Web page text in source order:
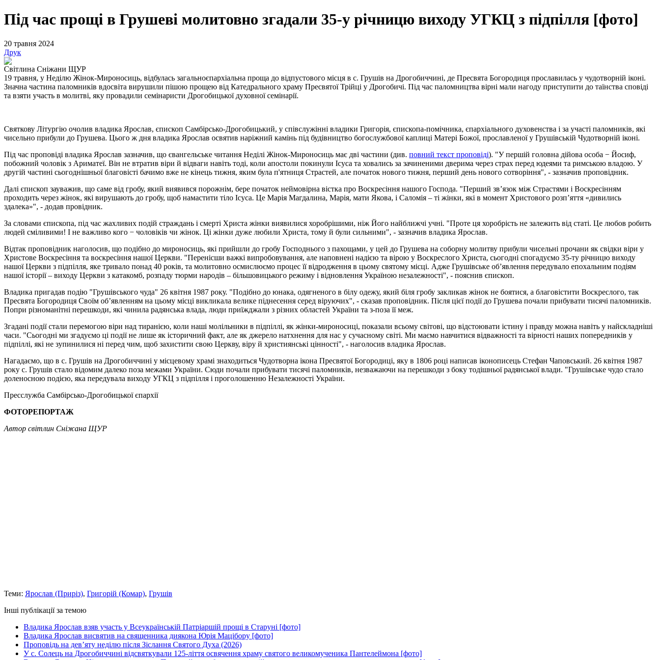
Під час прощі в Грушеві молитовно згадали 35-у річницю виходу УГКЦ з підпілля [фото]
20 травня 2024
Друк
Світлина Сніжани ЩУР
19 травня, у Неділю Жінок-Мироносиць, відбулась загальноєпархіальна проща до відпустового місця в с. Грушів на Дрогобиччині, де Пресвята Богородиця прославилась у чудотворній іконі.
Значна частина паломників вдосвіта вирушили пішою прощею від Катедрального храму Пресвятої Трійці у Дрогобичі. Під час паломництва вірні мали нагоду приступити до таїнства сповіді
та взяти участь в молитві, яку провадили семінаристи Дрогобицької духовної семінарії.
Святкову Літургію очолив владика Ярослав, єпископ Самбірсько-Дрогобицький, у співслужінні владики Григорія, єпископа-помічника, єпархіального духовенства і за участі паломників, які
чисельно прибули до Грушева. Цього ж дня владика Ярослав освятив наріжний камінь під будівництво богослужбової каплиці Матері Божої, прославленої у Грушівській Чудотворній іконі.
Під час проповіді владика Ярослав зазначив, що євангельське читання Неділі Жінок-Мироносиць має дві частини (див. повний текст проповіді). "У першій головна дійова особа − Йосиф,
побожний чоловік з Ариматеї. Він не втратив віри й відваги навіть тоді, коли апостоли покинули Ісуса та ховались за зачиненими дверима через страх перед юдеями та римською владою. У
другій частині сьогоднішньої благовісті бачимо вже не кінець тижня, яким була п'ятниця Страстей, але початок нового тижня, перший день нового сотворіння", - зазначив проповідник.
Далі єпископ зауважив, що саме від гробу, який виявився порожнім, бере початок неймовірна вістка про Воскресіння нашого Господа. "Перший зв’язок між Страстями і Воскресінням
проходить через жінок, які вирушають до гробу, щоб намастити тіло Ісуса. Це Марія Магдалина, Марія, мати Якова, і Саломія – ті жінки, які в момент Христового розп’яття «дивились
здалека»", - додав провідник.
За словами єпископа, під час жахливих подій страждань і смерті Христа жінки виявилися хоробрішими, ніж Його найближчі учні. "Проте ця хоробрість не залежить від статі. Це любов робить
людей сміливими! І не важливо кого − чоловіків чи жінок. Ці жінки дуже любили Христа, тому й були сильними", - зазначив владика Ярослав.
Відтак проповідник наголосив, що подібно до мироносиць, які прийшли до гробу Господнього з пахощами, у цей до Грушева на соборну молитву прибули чисельні прочани як свідки віри у
Христове Воскресіння та воскресіння нашої Церкви. "Перенісши важкі випробовування, але наповнені надією та вірою у Воскреслого Христа, сьогодні спогадуємо 35-ту річницю виходу
нашої Церкви з підпілля, яке тривало понад 40 років, та молитовно осмислюємо процес її відродження в цьому святому місці. Адже Грушівське об’явлення передувало епохальним подіям
нашої історії – виходу Церкви з катакомб, розпаду тюрми народів – більшовицького режиму і відновлення Україною незалежності", - пояснив єпископ.
Владика пригадав подію "Грушівського чуда" 26 квітня 1987 року. "Подібно до юнака, одягненого в білу одежу, який біля гробу закликав жінок не боятися, а благовістити Воскреслого, так
Пресвята Богородиця Своїм об’явленням на цьому місці викликала велике піднесення серед віруючих", - сказав проповідник. Після цієї події до Грушева почали прибувати тисячі паломників.
Попри різноманітні перешкоди, які чинила радянська влада, люди приїжджали з різних областей України та з-поза її меж.
Згадані події стали перемогою віри над тиранією, коли наші молільники в підпіллі, як жінки-мироносиці, показали всьому світові, що відстоювати істину і правду можна навіть у найскладніші
часи. "Сьогодні ми згадуємо ці події не лише як історичний факт, але як джерело натхнення для нас у сучасному світі. Ми маємо навчитися відважності та вірності наших попередників у
підпіллі, які не зупинилися ні перед чим, щоб захистити свою Церкву, віру й християнські цінності", - наголосив владика Ярослав.
Нагадаємо, що в с. Грушів на Дрогобиччині у місцевому храмі знаходиться Чудотворна ікона Пресвятої Богородиці, яку в 1806 році написав іконописець Стефан Чаповський. 26 квітня 1987
року с. Грушів стало відомим далеко поза межами України. Сюди почали прибувати тисячі паломників, незважаючи на перешкоди з боку тодішньої радянської влади. "Грушівське чудо стало
доленосною подією, яка передувала виходу УГКЦ з підпілля і проголошенню Незалежності України.
Пресслужба Самбірсько-Дрогобицької єпархії
ФОТОРЕПОРТАЖ
Автор світлин Сніжана ЩУР
Теми: Ярослав (Приріз), Григорій (Комар), Грушів
Інші публікації за темою
Владика Ярослав взяв участь у Всеукраїнській Патріаршій прощі в Старуні [фото]
Владика Ярослав висвятив на священника диякона Юрія Мацібору [фото]
Проповідь на дев’яту неділю після Зіслання Святого Духа (2026)
У с. Солець на Дрогобиччині відсвяткували 125-ліття освячення храму святого великомученика Пантелеймона [фото]